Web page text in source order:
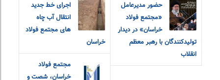
حضور مدیرعامل
«مجتمع فولاد
خراسان» در دیدار
تولیدکنندگان با رهبر معظم
انقلاب
اجرای خط جدید
انتقال آب چاه
های مجتمع فولاد
خراسان
مجتمع فولاد
خراسان، شصت و